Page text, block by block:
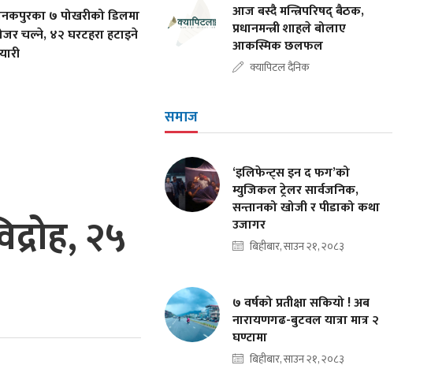
७ पोखरीको डिलमा
चल्ने, ४२ घरटहरा हटाइने
२५
आज बस्दै मन्त्रिपरिषद् बैठक,
प्रधानमन्त्री शाहले बोलाए
आकस्मिक छलफल
क्यापिटल दैनिक
समाज
‘इलिफेन्ट्स इन द फग’को
म्युजिकल ट्रेलर सार्वजनिक,
सन्तानको खोजी र पीडाको कथा
उजागर
बिहीबार, साउन २१, २०८३
७ वर्षको प्रतीक्षा सकियो ! अब
नारायणगढ-बुटवल यात्रा मात्र २
घण्टामा
बिहीबार, साउन २१, २०८३